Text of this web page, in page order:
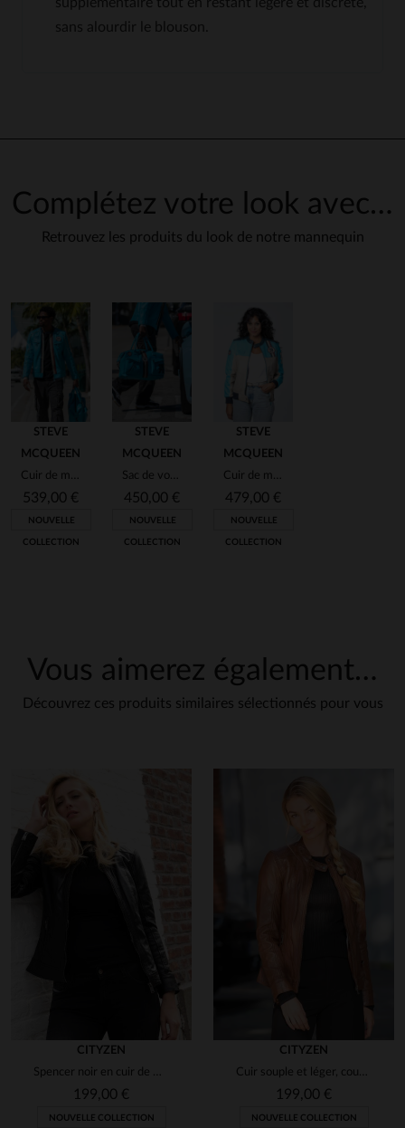
sans alourdir le blouson.
Complétez votre look avec…
Retrouvez les produits du look de notre mannequin
STEVE
MCQUEEN
Cuir de mouton bleu nordique, inspiré du racing, coupe slim ajustée.
539,00 €
NOUVELLE
COLLECTION
STEVE
MCQUEEN
Sac de voyage format 48h bleu nordique
450,00 €
NOUVELLE
COLLECTION
STEVE
MCQUEEN
Cuir de mouton bleu, léger et souple. Style motard, héritage McQueen.
479,00 €
NOUVELLE
COLLECTION
Vous aimerez également…
Découvrez ces produits similaires sélectionnés pour vous
CITYZEN
Spencer noir en cuir de mouton, souple et léger, style intemporel.
199,00 €
NOUVELLE COLLECTION
CITYZEN
Cuir souple et léger, coupe slimfit, pour un look motard intemporel.
199,00 €
NOUVELLE COLLECTION